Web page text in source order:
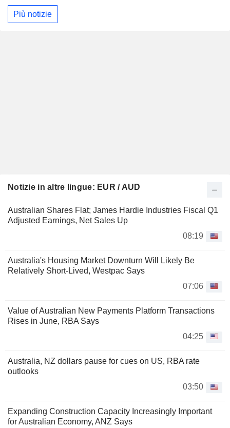
Più notizie
Notizie in altre lingue: EUR / AUD
Australian Shares Flat; James Hardie Industries Fiscal Q1
Adjusted Earnings, Net Sales Up
08:19
Australia's Housing Market Downturn Will Likely Be
Relatively Short-Lived, Westpac Says
07:06
Value of Australian New Payments Platform Transactions
Rises in June, RBA Says
04:25
Australia, NZ dollars pause for cues on US, RBA rate
outlooks
03:50
Expanding Construction Capacity Increasingly Important
for Australian Economy, ANZ Says